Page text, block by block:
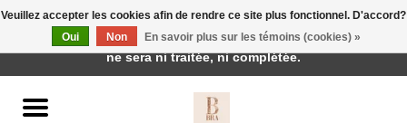
Veuillez accepter les cookies afin de rendre ce site plus fonctionnel. D'accord?
Oui
Non En savoir plus sur les témoins (cookies) »
Cette boutique est en construction. Toute commande passée
ne sera ni traitée, ni complétée.